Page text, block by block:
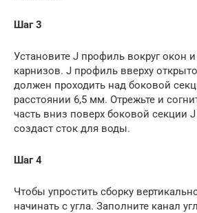
Шаг 3
Установите J профиль вокруг окон
карнизов. J профиль вверху
должен проходить над боковой
расстоянии 6,5 мм. Отрежьте и
часть вниз поверх боковой секции
создаст сток для воды.
Шаг 4
Чтобы упростить сборку
начинать с угла. Заполните канал